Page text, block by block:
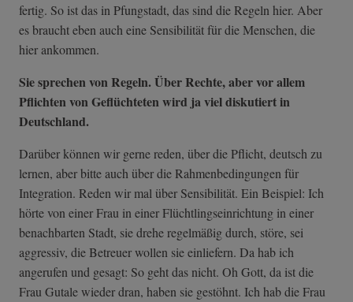
fertig. So ist das in Pfungstadt, das sind die Regeln hier. Aber
es braucht eben auch eine Sensibilität für die Menschen, die
hier ankommen.
Sie sprechen von Regeln. Über Rechte, aber vor allem
Pflichten von Geflüchteten wird ja viel diskutiert in
Deutschland.
Darüber können wir gerne reden, über die Pflicht, deutsch zu
lernen, aber bitte auch über die Rahmenbedingungen für
Integration. Reden wir mal über Sensibilität. Ein Beispiel: Ich
hörte von einer Frau in einer Flüchtlingseinrichtung in einer
benachbarten Stadt, sie drehe regelmäßig durch, störe, sei
aggressiv, die Betreuer wollen sie einliefern. Da hab ich
angerufen und gesagt: So geht das nicht. Oh Gott, da ist die
Frau Gutale wieder dran, haben sie gestöhnt. Ich hab die Frau